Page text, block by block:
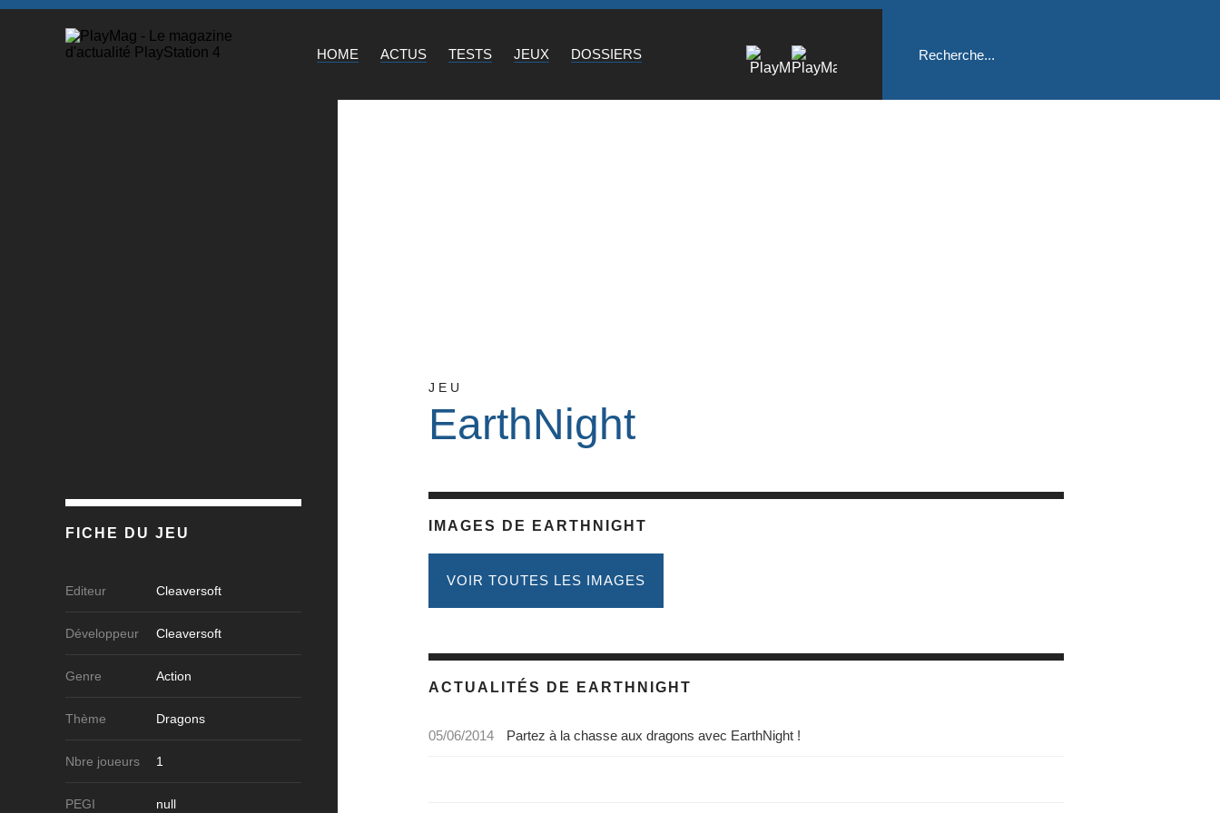
HOME ACTUS TESTS JEUX DOSSIERS
JEU
EarthNight
IMAGES DE EARTHNIGHT
VOIR TOUTES LES IMAGES
ACTUALITÉS DE EARTHNIGHT
05/06/2014 Partez à la chasse aux dragons avec EarthNight !
FICHE DU JEU
Editeur Cleaversoft
Développeur Cleaversoft
Genre Action
Thème Dragons
Nbre joueurs 1
PEGI null